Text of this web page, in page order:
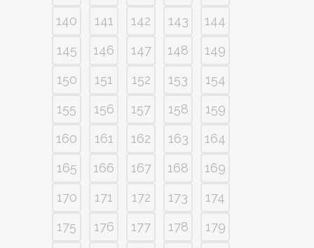
140
141 142 143
144
145
146 147 148
149
150
151 152 153
154
155
156 157 158
159
160
161 162 163
164
165
166 167 168
169
170
171 172 173
174
175
176 177 178
179